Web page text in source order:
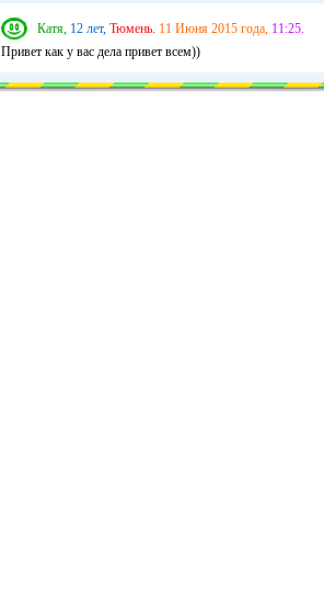
Катя, 12 лет, Тюмень. 11 Июня 2015 года, 11:25.
Привет как у вас дела привет всем))